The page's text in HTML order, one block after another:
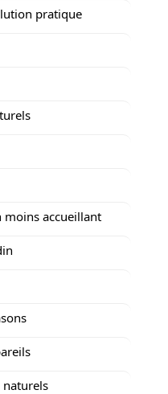
pratique
moins accueillant
naturels